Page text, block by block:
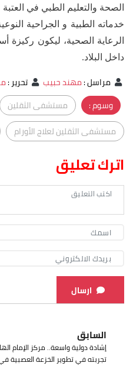
الصحة والتعليم الطبي في
خدماته الطبية و الجراحية
الرعاية الصحية، ليكون ركيزة
داخل البلاد.
مراسل:مهند حبيب تحرير:
وسوم :
مستشفى الثقلين
مستشفى الثقلين لعلاج الأورام
اترك تعليق
ارسال
السابق
إشادة دولية واسعة.. مركز الإمام
تجربته في تطوير الخزعة العصبية